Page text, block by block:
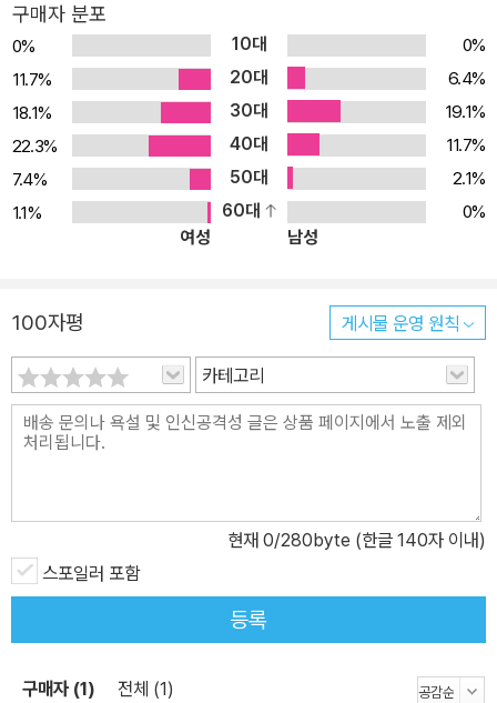
구매자 분포
0% 10대
0%
11.7%
20대
6.4%
18.1%
30대
19.1%
22.3%
40대
11.7%
7.4%
50대
2.1%
1.1%
60대
0%
여성
남성
100자평 게시물 운영 원칙
카테고리
현재 0/280byte (한글 140자 이내)
스포일러 포함
등록
구매자 (1) 전체 (1)